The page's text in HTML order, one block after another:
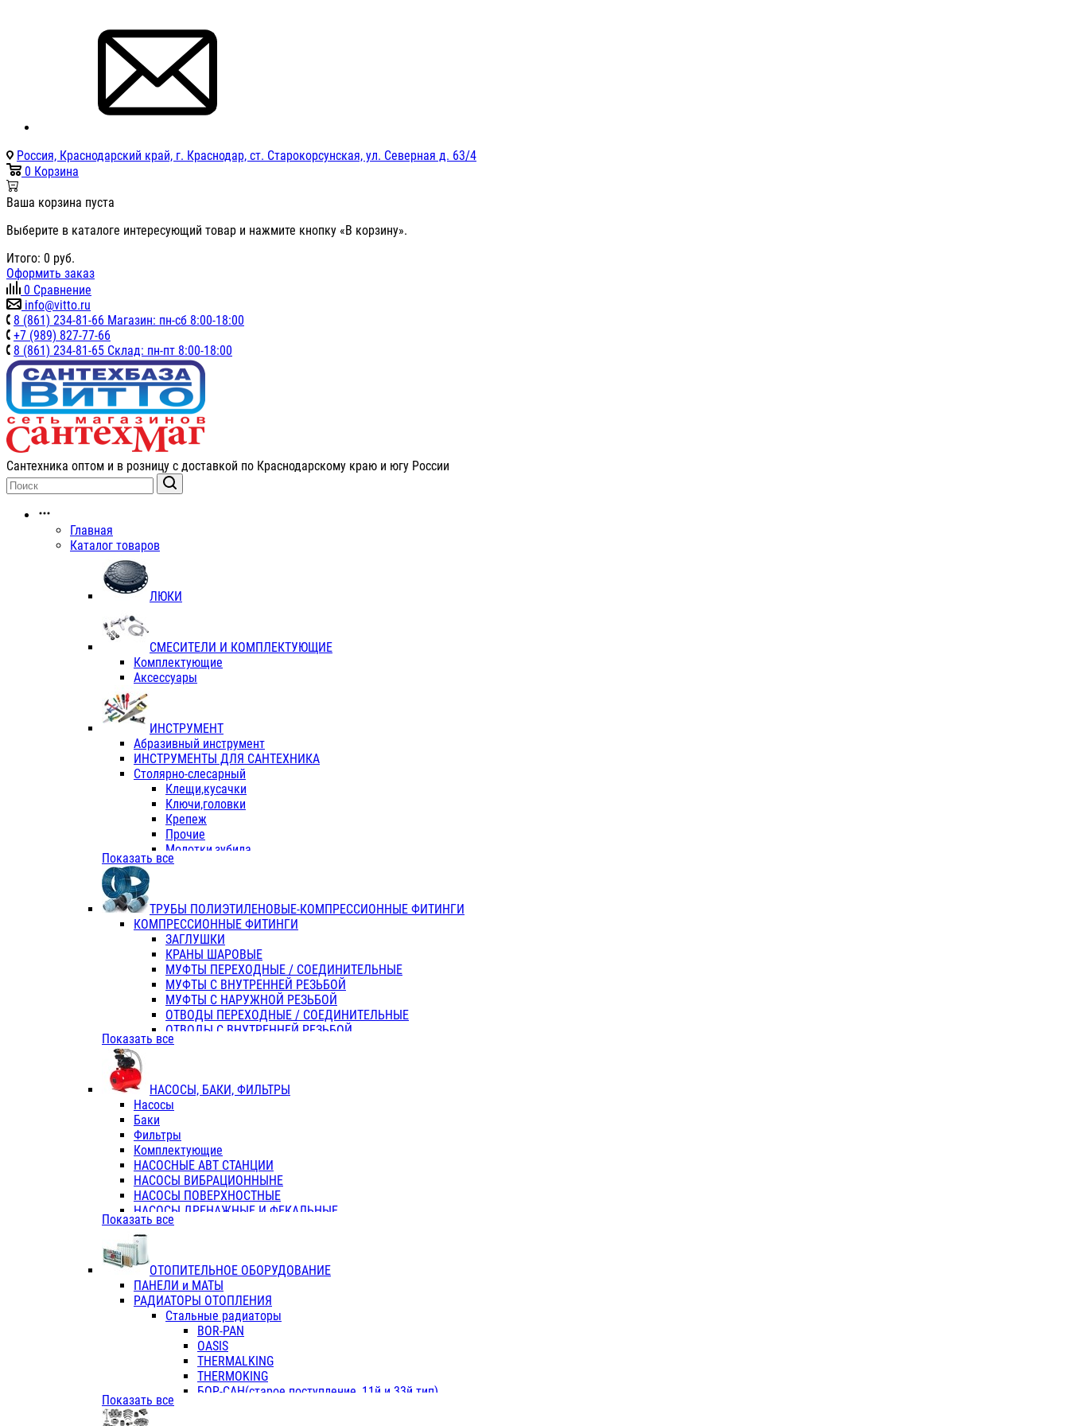
Россия, Краснодарский край, г. Краснодар, ст. Старокорсунская, ул. Северная д. 63/4
0 Корзина
Ваша корзина пуста
Выберите в каталоге интересующий товар и нажмите кнопку «В корзину».
Итого: 0 руб.
Оформить заказ
0 Сравнение
info@vitto.ru
8 (861) 234-81-66 Магазин: пн-сб 8:00-18:00
+7 (989) 827-77-66
8 (861) 234-81-65 Склад: пн-пт 8:00-18:00
Сантехника оптом и в розницу с доставкой по Краснодарскому краю и югу России
Главная
Каталог товаров
ЛЮКИ
СМЕСИТЕЛИ И КОМПЛЕКТУЮЩИЕ
Комплектующие
Аксессуары
ИНСТРУМЕНТ
Абразивный инструмент
ИНСТРУМЕНТЫ ДЛЯ САНТЕХНИКА
Столярно-слесарный
Клещи,кусачки
Ключи,головки
Крепеж
Прочие
Молотки,зубила
Пассатижи,тонкогубцы,утконосы
Отвертки
Хоз. инвентарь
ЭЛ. ИНСТРУМЕНТ OASIS
Показать все
ТРУБЫ ПОЛИЭТИЛЕНОВЫЕ-КОМПРЕССИОННЫЕ ФИТИНГИ
КОМПРЕССИОННЫЕ ФИТИНГИ
ЗАГЛУШКИ
КРАНЫ ШАРОВЫЕ
МУФТЫ ПЕРЕХОДНЫЕ / СОЕДИНИТЕЛЬНЫЕ
МУФТЫ С ВНУТРЕННЕЙ РЕЗЬБОЙ
МУФТЫ С НАРУЖНОЙ РЕЗЬБОЙ
ОТВОДЫ ПЕРЕХОДНЫЕ / СОЕДИНИТЕЛЬНЫЕ
ОТВОДЫ С ВНУТРЕННЕЙ РЕЗЬБОЙ
ОТВОДЫ С НАРУЖНОЙ РЕЗЬБОЙ
ТРОЙНИКИ ПЕРЕХОДНЫЕ / СОЕДИНИТЕЛЬНЫЕ
ТРОЙНИКИ С ВНУТРЕННЕЙ РЕЗЬБОЙ
КОЛЬЦА РЕЗИНОВЫЕ
ТРУБЫ НАПОРНЫЕ
ТРУБЫ ГОФРИРОВАННЫЕ ДВУХСЛ.
ТРУБЫ ПОЛИЭТИЛЕНОВЫЕ
Показать все
НАСОСЫ, БАКИ, ФИЛЬТРЫ
Насосы
Баки
Фильтры
Комплектующие
НАСОСНЫЕ АВТ СТАНЦИИ
НАСОСЫ ВИБРАЦИОННЫНЕ
НАСОСЫ ПОВЕРХНОСТНЫЕ
НАСОСЫ ДРЕНАЖНЫЕ И ФЕКАЛЬНЫЕ
НАСОСЫ ПОВЫСИТ и ЦИРКУЛЯЦИОННЫЕ
НАСОСЫ СКВАЖИННЫЕ
Показать все
ОТОПИТЕЛЬНОЕ ОБОРУДОВАНИЕ
ПАНЕЛИ и МАТЫ
РАДИАТОРЫ ОТОПЛЕНИЯ
Стальные радиаторы
BOR-PAN
OASIS
THERMALKING
THERMOKING
БОР-САН(старое поступление, 11й и 33й тип)
Показать все